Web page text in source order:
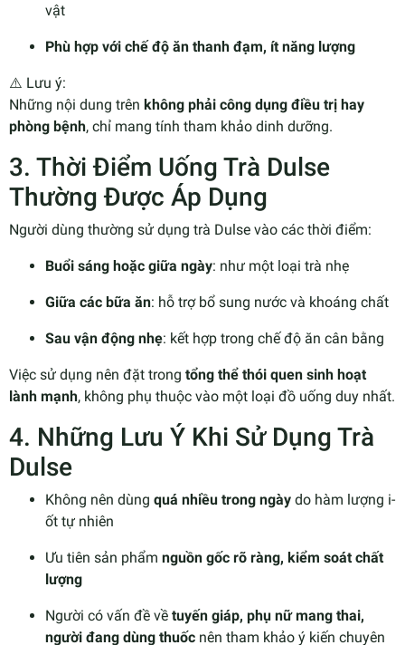
vật
Phù hợp với chế độ ăn thanh đạm, ít năng lượng
⚠️ Lưu ý:
Những nội dung trên không phải công dụng điều trị hay
phòng bệnh, chỉ mang tính tham khảo dinh dưỡng.
3. Thời Điểm Uống Trà Dulse
Thường Được Áp Dụng
Người dùng thường sử dụng trà Dulse vào các thời điểm:
Buổi sáng hoặc giữa ngày: như một loại trà nhẹ
Giữa các bữa ăn: hỗ trợ bổ sung nước và khoáng chất
Sau vận động nhẹ: kết hợp trong chế độ ăn cân bằng
Việc sử dụng nên đặt trong tổng thể thói quen sinh hoạt
lành mạnh, không phụ thuộc vào một loại đồ uống duy nhất.
4. Những Lưu Ý Khi Sử Dụng Trà
Dulse
Không nên dùng quá nhiều trong ngày do hàm lượng i-
ốt tự nhiên
Ưu tiên sản phẩm nguồn gốc rõ ràng, kiểm soát chất
lượng
Người có vấn đề về tuyến giáp, phụ nữ mang thai,
người đang dùng thuốc nên tham khảo ý kiến chuyên